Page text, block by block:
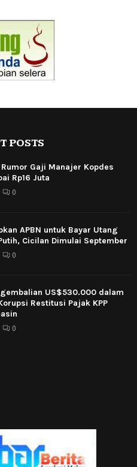
POSTS
Gaji Manajer Kopdes
Rp16 Juta
0
APBN untuk Bayar Utang
Cicilan Dimulai September
0
US$530.000 dalam
Restitusi Pajak KPP
0